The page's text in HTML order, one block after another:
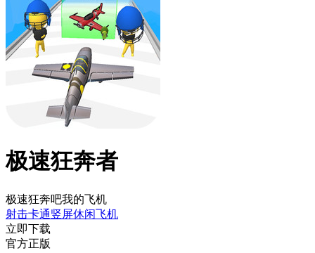
极速狂奔者
极速狂奔吧我的飞机
射击卡通竖屏休闲飞机
立即下载
官方正版